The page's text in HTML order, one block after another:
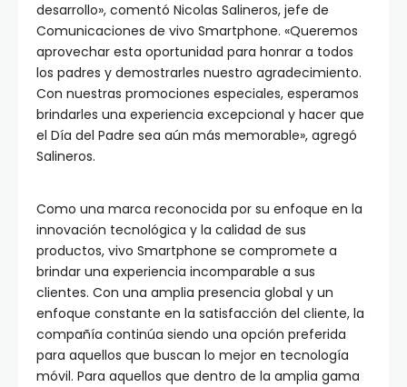
desarrollo», comentó Nicolas Salineros, jefe de
Comunicaciones de vivo Smartphone. «Queremos
aprovechar esta oportunidad para honrar a todos
los padres y demostrarles nuestro agradecimiento.
Con nuestras promociones especiales, esperamos
brindarles una experiencia excepcional y hacer que
el Día del Padre sea aún más memorable», agregó
Salineros.
Como una marca reconocida por su enfoque en la
innovación tecnológica y la calidad de sus
productos, vivo Smartphone se compromete a
brindar una experiencia incomparable a sus
clientes. Con una amplia presencia global y un
enfoque constante en la satisfacción del cliente, la
compañía continúa siendo una opción preferida
para aquellos que buscan lo mejor en tecnología
móvil. Para aquellos que dentro de la amplia gama